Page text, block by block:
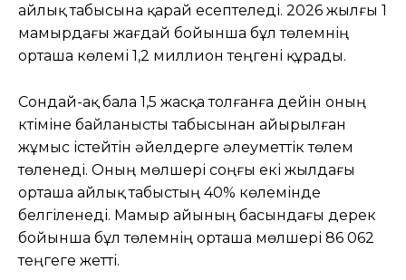
айлық табысына қарай есептеледі. 2026 жылғы 1
мамырдағы жағдай бойынша бұл төлемнің
орташа көлемі 1,2 миллион теңгені құрады.
Сондай-ақ бала 1,5 жасқа толғанға дейін оның
күтіміне байланысты табысынан айырылған
жұмыс істейтін әйелдерге әлеуметтік төлем
төленеді. Оның мөлшері соңғы екі жылдағы
орташа айлық табыстың 40% көлемінде
белгіленеді. Мамыр айының басындағы дерек
бойынша бұл төлемнің орташа мөлшері 86 062
теңгеге жетті.